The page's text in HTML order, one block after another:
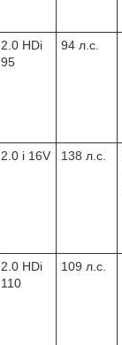
2.0 HDi
95
94 л.с.
2.0 i 16V 138 л.с.
2.0 HDi
110
109 л.с.